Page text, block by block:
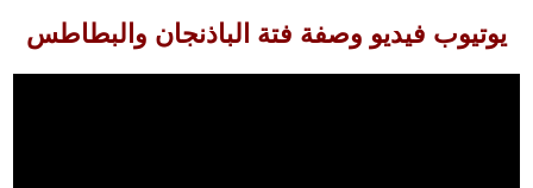
يوتيوب فيديو وصفة فتة الباذنجان والبطاطس